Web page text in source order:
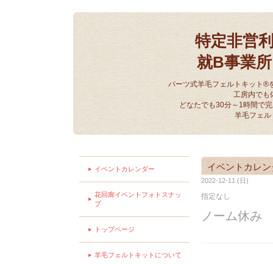
特定非営
就B事業
パーツ式羊毛フェルトキット®
工房内でも
どなたでも30分～1時間で
羊毛フェ
イベントカレ
2022-12-11 (日)
指定なし
ノーム休み
イベントカレンダー
花回廊イベントフォトスナッ
プ
トップページ
羊毛フェルトキットについて